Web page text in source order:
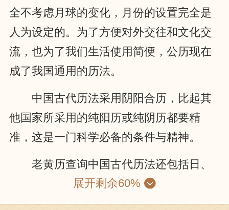
全不考虑月球的变化，月份的设置完全是
人为设定的。为了方便对外交往和文化交
流，也为了我们生活使用简便，公历现在
成了我国通用的历法。
中国古代历法采用阴阳合历，比起其
他国家所采用的纯阳历或纯阴历都要精
准，这是一门科学必备的条件与精神。
老黄历查询中国古代历法还包括日、
月、五星的运动，位置的计算；昏、旦中
星和时刻的测定；日、月食的预报等等。
展开剩余60%